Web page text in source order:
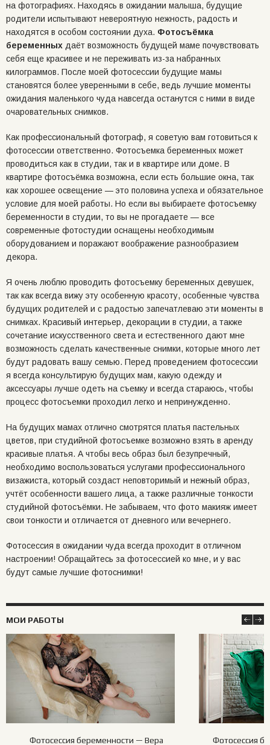
на фотографиях. Находясь в ожидании малыша, будущие
родители испытывают невероятную нежность, радость и
находятся в особом состоянии духа. Фотосъёмка
беременных даёт возможность будущей маме почувствовать
себя еще красивее и не переживать из-за набранных
килограммов. После моей фотосессии будущие мамы
становятся более уверенными в себе, ведь лучшие моменты
ожидания маленького чуда навсегда останутся с ними в виде
очаровательных снимков.
Как профессиональный фотограф, я советую вам готовиться к
фотосессии ответственно. Фотосъемка беременных может
проводиться как в студии, так и в квартире или доме. В
квартире фотосъёмка возможна, если есть большие окна, так
как хорошее освещение — это половина успеха и обязательное
условие для моей работы. Но если вы выбираете фотосъемку
беременности в студии, то вы не прогадаете — все
современные фотостудии оснащены необходимым
оборудованием и поражают воображение разнообразием
декора.
Я очень люблю проводить фотосъемку беременных девушек,
так как всегда вижу эту особенную красоту, особенные чувства
будущих родителей и с радостью запечатлеваю эти моменты в
снимках. Красивый интерьер, декорации в студии, а также
сочетание искусственного света и естественного дают мне
возможность сделать качественные снимки, которые много лет
будут радовать вашу семью. Перед проведением фотосессии
я всегда консультирую будущих мам, какую одежду и
аксессуары лучше одеть на съемку и всегда стараюсь, чтобы
процесс фотосъемки проходил легко и непринужденно.
На будущих мамах отлично смотрятся платья пастельных
цветов, при студийной фотосъемке возможно взять в аренду
красивые платья. А чтобы весь образ был безупречный,
необходимо воспользоваться услугами профессионального
визажиста, который создаст неповторимый и нежный образ,
учтёт особенности вашего лица, а также различные тонкости
студийной фотосъёмки. Не забываем, что фото макияж имеет
свои тонкости и отличается от дневного или вечернего.
Фотосессия в ожидании чуда всегда проходит в отличном
настроении! Обращайтесь за фотосессией ко мне, и у вас
будут самые лучшие фотоснимки!
МОИ РАБОТЫ
Фотосессия беременности — Вера Фотосессия